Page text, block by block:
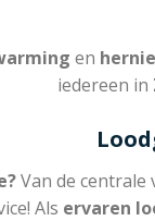
en
iedereen in
Van de
Als ervaren